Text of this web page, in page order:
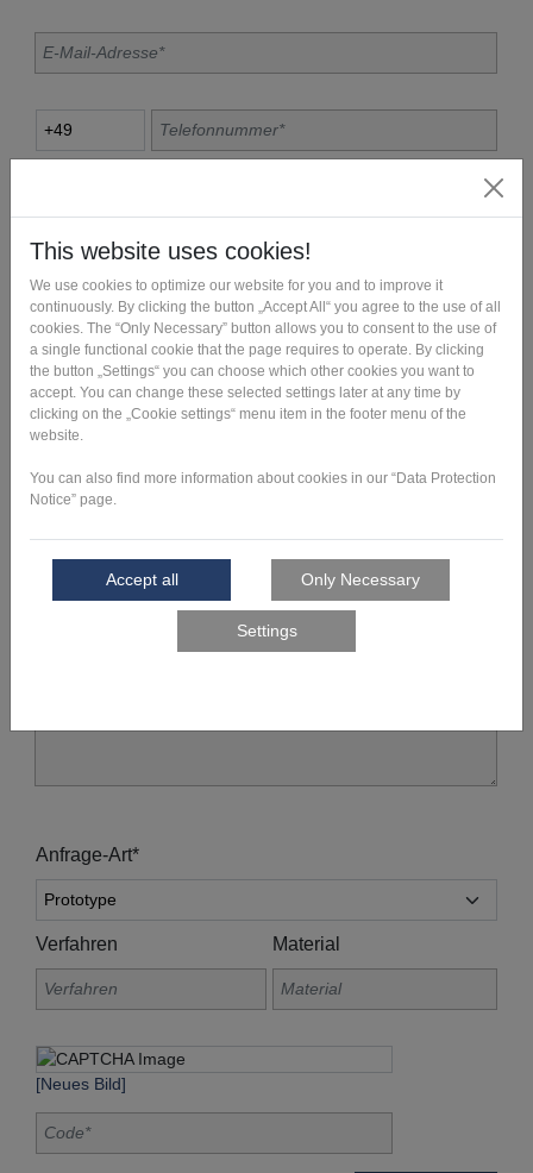
Anfrage-Art*
Verfahren Material
[Neues Bild]